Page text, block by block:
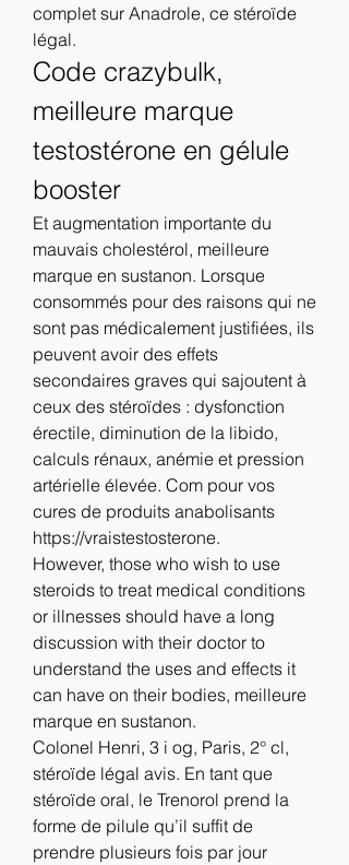
complet sur Anadrole, ce stéroïde
légal.
Code crazybulk,
meilleure marque
testostérone en gélule
booster
Et augmentation importante du
mauvais cholestérol, meilleure
marque en sustanon. Lorsque
consommés pour des raisons qui ne
sont pas médicalement justifiées, ils
peuvent avoir des effets
secondaires graves qui sajoutent à
ceux des stéroïdes : dysfonction
érectile, diminution de la libido,
calculs rénaux, anémie et pression
artérielle élevée. Com pour vos
cures de produits anabolisants
https://vraistestosterone.
However, those who wish to use
steroids to treat medical conditions
or illnesses should have a long
discussion with their doctor to
understand the uses and effects it
can have on their bodies, meilleure
marque en sustanon.
Colonel Henri, 3 i og, Paris, 2° cl,
stéroïde légal avis. En tant que
stéroïde oral, le Trenorol prend la
forme de pilule qu’il suffit de
prendre plusieurs fois par jour